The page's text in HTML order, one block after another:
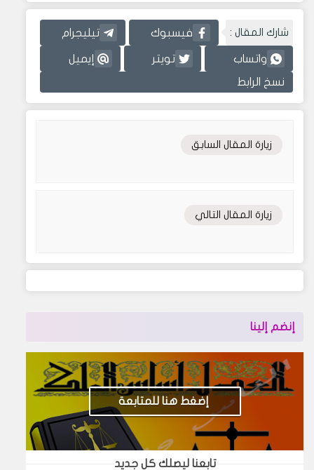
شارك المقال : فيسبوك تيليجرام
واتساب تويتر إيميل
نسخ الرابط
زيارة المقال السابق
زيارة المقال التالي
إنضم إلينا
إضغط هنا للمتابعة
تابعنا ليصلك كل جديد